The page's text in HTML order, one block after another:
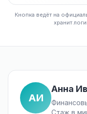
Кнопка ведёт на
хранит
АИ
Анна
Стаж в